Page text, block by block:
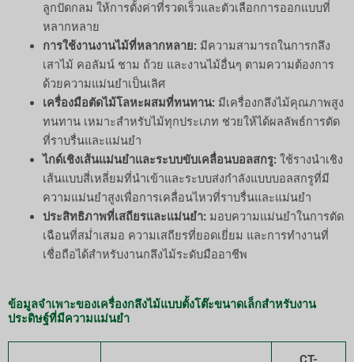
ลูกปัดกลม ให้การตั้งค่าที่รวดเร็วและตัวเลือกการออกแบบที่
หลากหลาย
การใช้งานงานไม้ที่หลากหลาย:มีความสามารถในการกลึง
เสาไม้ คอลัมน์ ชาม ถ้วย และงานไม้อื่นๆ ตามความต้องการ
ด้วยความแม่นยำเป็นเลิศ
เครื่องมือตัดไม้โลหะผสมที่ทนทาน:มีเครื่องกลึงไม้คุณภาพสูง
ทนทาน เหมาะสำหรับไม้ทุกประเภท ช่วยให้ได้ผลลัพธ์การตัด
ที่ราบรื่นและแม่นยำ
ไกด์เชิงเส้นแม่นยำและระบบขับเคลื่อนบอลสกรู:ใช้รางนำเชิง
เส้นแบบสี่เหลี่ยมที่นำเข้าและระบบส่งกำลังแบบบอลสกรูที่มี
ความแม่นยำสูงเพื่อการเคลื่อนไหวที่ราบรื่นและแม่นยำ
ประสิทธิภาพที่เสถียรและแม่นยำ:มอบความแม่นยำในการตัด
เฉือนที่สม่ำเสมอ ความเสถียรที่ยอดเยี่ยม และการทำงานที่
เชื่อถือได้สำหรับงานกลึงไม้ระดับมืออาชีพ
ข้อมูลจำเพาะของเครื่องกลึงไม้แบบตั้งโต๊ะขนาดเล็กสำหรับงาน
ประดิษฐ์ที่มีความแม่นยำ